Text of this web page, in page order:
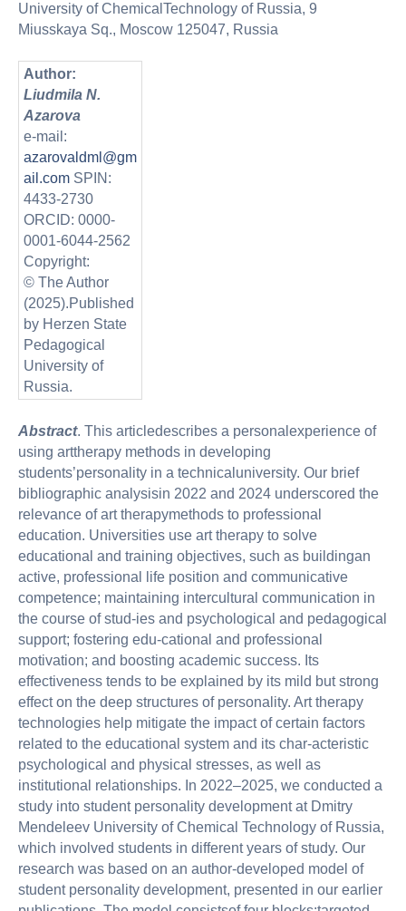
University of ChemicalTechnology of Russia, 9
Miusskaya Sq., Moscow 125047, Russia
Author:
Liudmila N.
Azarova
e-mail:
azarovaldml@gm
ail.com SPIN:
4433-2730
ORCID: 0000-
0001-6044-2562
Copyright:
© The Author
(2025).Published
by Herzen State
Pedagogical
University of
Russia.
Abstract. This articledescribes a personalexperience of
using arttherapy methods in developing
students’personality in a technicaluniversity. Our brief
bibliographic analysisin 2022 and 2024 underscored the
relevance of art therapymethods to professional
education. Universities use art therapy to solve
educational and training objectives, such as buildingan
active, professional life position and communicative
competence; maintaining intercultural communication in
the course of stud-ies and psychological and pedagogical
support; fostering edu-cational and professional
motivation; and boosting academic success. Its
effectiveness tends to be explained by its mild but strong
effect on the deep structures of personality. Art therapy
technologies help mitigate the impact of certain factors
related to the educational system and its char-acteristic
psychological and physical stresses, as well as
institutional relationships. In 2022–2025, we conducted a
study into student personality development at Dmitry
Mendeleev University of Chemical Technology of Russia,
which involved students in different years of study. Our
research was based on an author-developed model of
student personality development, presented in our earlier